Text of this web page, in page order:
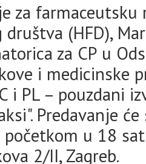
za
(HFD),
za CP u
i medicinske
i PL – pouzdani
Predavanje
početkom u 18
2/II, Zagreb.